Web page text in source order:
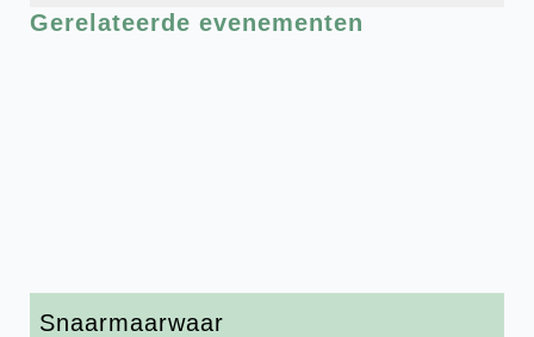
Gerelateerde evenementen
Snaarmaarwaar